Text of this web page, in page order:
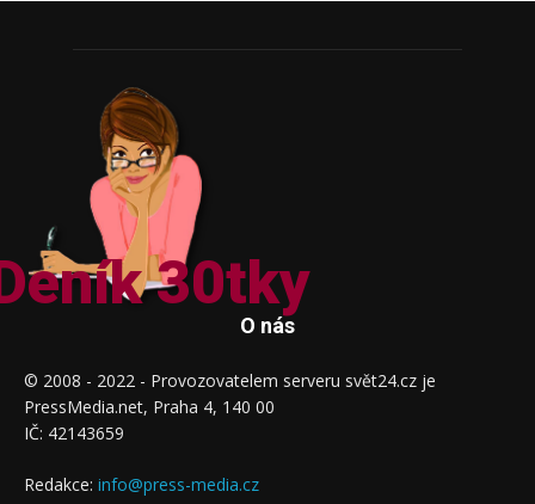
30tky
O nás
© 2008 - 2022 - Provozovatelem serveru svět24.cz je
PressMedia.net, Praha 4, 140 00
IČ: 42143659
Redakce: info@press-media.cz